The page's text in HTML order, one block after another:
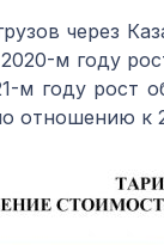
через
2020-м году
м году рост
отношению к